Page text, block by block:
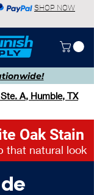
SHOP NOW
A, Humble, TX
Oak Stain
that natural look